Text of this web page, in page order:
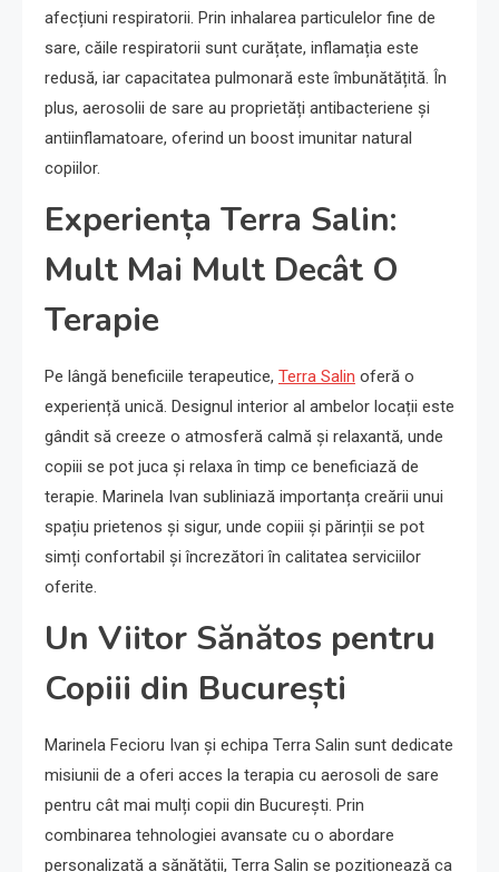
afecțiuni respiratorii. Prin inhalarea particulelor fine de
sare, căile respiratorii sunt curățate, inflamația este
redusă, iar capacitatea pulmonară este îmbunătățită. În
plus, aerosolii de sare au proprietăți antibacteriene și
antiinflamatoare, oferind un boost imunitar natural
copiilor.
Experiența Terra Salin:
Mult Mai Mult Decât O
Terapie
Pe lângă beneficiile terapeutice, Terra Salin oferă o
experiență unică. Designul interior al ambelor locații este
gândit să creeze o atmosferă calmă și relaxantă, unde
copiii se pot juca și relaxa în timp ce beneficiază de
terapie. Marinela Ivan subliniază importanța creării unui
spațiu prietenos și sigur, unde copiii și părinții se pot
simți confortabil și încrezători în calitatea serviciilor
oferite.
Un Viitor Sănătos pentru
Copiii din București
Marinela Fecioru Ivan și echipa Terra Salin sunt dedicate
misiunii de a oferi acces la terapia cu aerosoli de sare
pentru cât mai mulți copii din București. Prin
combinarea tehnologiei avansate cu o abordare
personalizată a sănătății, Terra Salin se poziționează ca